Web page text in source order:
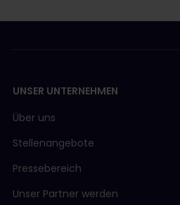
UNSER UNTERNEHMEN
Über uns
Stellenangebote
Pressebereich
Unser Partner werden